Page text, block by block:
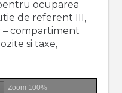
ocuparea
de referent III,
– compartiment
si taxe,
Zoom 100%